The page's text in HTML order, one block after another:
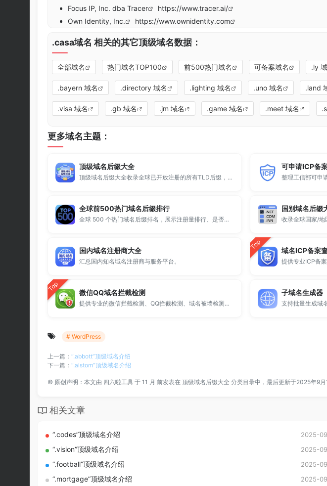
Focus IP, Inc. dba Tracer
https://www.tracer.ai/
Own Identity, Inc.
https://www.ownidentity.com
.casa域名 相关的其它顶级域名数据：
全部域名 热门域名TOP100 前500热门域名 可备案域名 .ly
.bayern 域名 .directory 域名 .lighting 域名 .uno 域名 .land
.visa 域名 .gb 域名 .jm 域名 .game 域名 .meet 域名
更多域名主题：
顶级域名后缀大全
顶级域名后缀大全收录全球已开放注册的所有TLD后缀，包括gTLD、ccTLD、品牌域名后缀等。
可申请ICP备
整理工信部可申
全球前500热门域名后缀排行
全球 500 个热门域名后缀排名，展示注册量排行、是否可备案、适用范围与用途简介，帮助企业与个人在 2025 年快速选择合适的顶级域名。
国别域名后缀
收录全球国家/地
国内域名注册商大全
汇总国内知名域名注册商与服务平台。
Top 域名ICP备案
Top 微信QQ域名拦截检测
提供专业的微信拦截检测、QQ拦截检测、域名被墙检测服务，一键查询网站是否被封、被拦截或被限制访问。
子域名生成器
# WordPress
上一篇： “.abbott”顶级域名介绍
下一篇： “.alstom”顶级域名介绍
© 原创声明：本文由 四六啦工具 于 11 月 前发表在 顶级域名后缀大全 分类目录中，最后更新于2025年9
相关文章
“.codes”顶级域名介绍 2025-
“.vision”顶级域名介绍 2025-
“.football”顶级域名介绍 2025-
“.mortgage”顶级域名介绍 2025-